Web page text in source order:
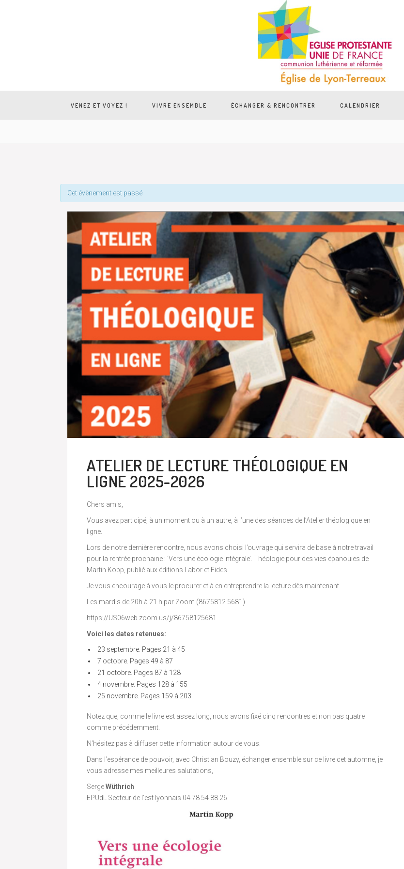
VENEZ ET VOYEZ ! VIVRE ENSEMBLE ÉCHANGER & RENCONTRER CALENDRIER
Cet évènement est passé
ATELIER DE LECTURE THÉOLOGIQUE EN
LIGNE 2025-2026
Chers amis,
Vous avez participé, à un moment ou à un autre, à l’une des séances de l’Atelier théologique en
ligne.
Lors de notre dernière rencontre, nous avons choisi l’ouvrage qui servira de base à notre travail
pour la rentrée prochaine : ‘Vers une écologie intégrale’. Théologie pour des vies épanouies de
Martin Kopp, publié aux éditions Labor et Fides.
Je vous encourage à vous le procurer et à en entreprendre la lecture dès maintenant.
Les mardis de 20h à 21 h par Zoom (8675812 5681)
https://US06web.zoom.us/j/86758125681
Voici les dates retenues:
23 septembre. Pages 21 à 45
7 octobre. Pages 49 à 87
21 octobre. Pages 87 à 128
4 novembre. Pages 128 à 155
25 novembre. Pages 159 à 203
Notez que, comme le livre est assez long, nous avons fixé cinq rencontres et non pas quatre
comme précédemment.
N’hésitez pas à diffuser cette information autour de vous.
Dans l’espérance de pouvoir, avec Christian Bouzy, échanger ensemble sur ce livre cet automne, je
vous adresse mes meilleures salutations,
SergeWüthrich
EPUdL Secteur de l’est lyonnais 04 78 54 88 26